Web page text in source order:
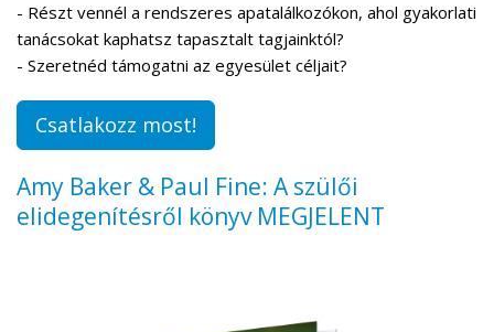
- Részt vennél a rendszeres apatalálkozókon, ahol gyakorlati
tanácsokat kaphatsz tapasztalt tagjainktól?
- Szeretnéd támogatni az egyesület céljait?
Csatlakozz most!
Amy Baker & Paul Fine: A szülői
elidegenítésről könyv MEGJELENT